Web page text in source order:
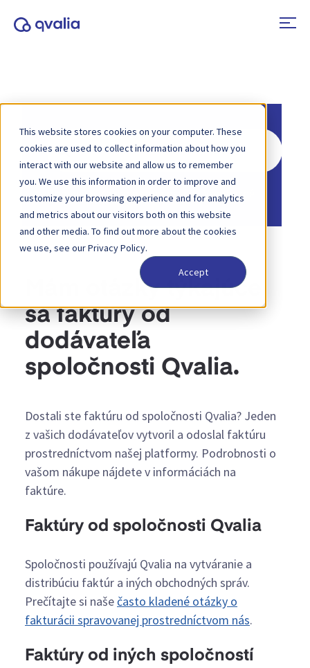
This website stores cookies on your computer. These
cookies are used to collect information about how you
interact with our website and allow us to remember
you. We use this information in order to improve and
customize your browsing experience and for analytics
and metrics about our visitors both on this website
and other media. To find out more about the cookies
we use, see our Privacy Policy.
Accept
Hľadať
Domov Základňa znalostí Všeobecné
Mám otázky týkajúce
sa faktúry od
dodávateľa
spoločnosti Qvalia.
Dostali ste faktúru od spoločnosti Qvalia? Jeden
z vašich dodávateľov vytvoril a odoslal faktúru
prostredníctvom našej platformy. Podrobnosti o
vašom nákupe nájdete v informáciách na
faktúre.
Faktúry od spoločnosti Qvalia
Spoločnosti používajú Qvalia na vytváranie a
distribúciu faktúr a iných obchodných správ.
Prečítajte si našečasto kladené otázky o
fakturácii spravovanej prostredníctvom nás.
Faktúry od iných spoločností